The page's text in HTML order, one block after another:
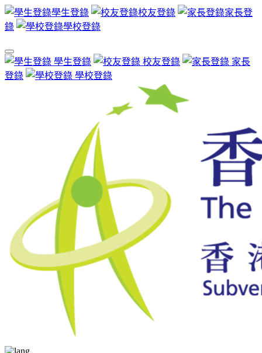
學生登錄 校友登錄
家長登
錄
學校登錄
學生登錄 校友登錄
家長
登錄
學校登錄